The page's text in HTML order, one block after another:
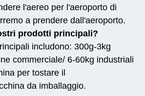
l'aereo per l'aeroporto di
a prendere dall'aeroporto.
prodotti principali?
includono: 300g-3kg
commerciale/ 6-60kg industriali
per tostare il
da imballaggio.